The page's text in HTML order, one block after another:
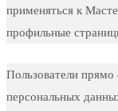
применяться к
профильные
Пользователи прямо
персональных